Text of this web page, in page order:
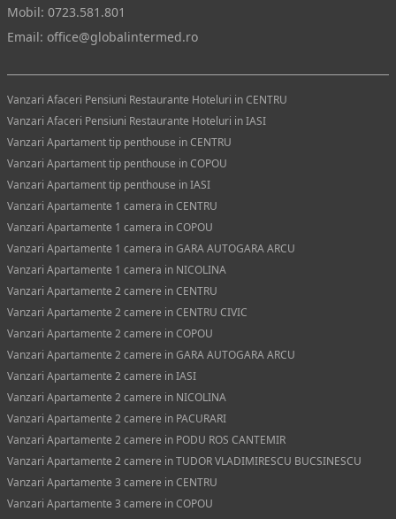
Mobil: 0723.581.801
Email: office@globalintermed.ro
Vanzari Afaceri Pensiuni Restaurante Hoteluri in CENTRU
Vanzari Afaceri Pensiuni Restaurante Hoteluri in IASI
Vanzari Apartament tip penthouse in CENTRU
Vanzari Apartament tip penthouse in COPOU
Vanzari Apartament tip penthouse in IASI
Vanzari Apartamente 1 camera in CENTRU
Vanzari Apartamente 1 camera in COPOU
Vanzari Apartamente 1 camera in GARA AUTOGARA ARCU
Vanzari Apartamente 1 camera in NICOLINA
Vanzari Apartamente 2 camere in CENTRU
Vanzari Apartamente 2 camere in CENTRU CIVIC
Vanzari Apartamente 2 camere in COPOU
Vanzari Apartamente 2 camere in GARA AUTOGARA ARCU
Vanzari Apartamente 2 camere in IASI
Vanzari Apartamente 2 camere in NICOLINA
Vanzari Apartamente 2 camere in PACURARI
Vanzari Apartamente 2 camere in PODU ROS CANTEMIR
Vanzari Apartamente 2 camere in TUDOR VLADIMIRESCU BUCSINESCU
Vanzari Apartamente 3 camere in CENTRU
Vanzari Apartamente 3 camere in COPOU